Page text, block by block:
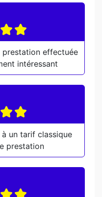
prestation effectuée
intéressant
un tarif classique
prestation